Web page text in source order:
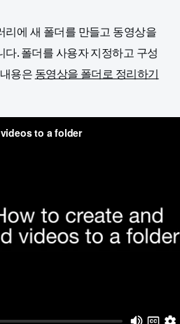
에 새 폴더를 만들고 동영상을
. 폴더를 사용자 지정하고 구성
용은동영상을 폴더로 정리하기